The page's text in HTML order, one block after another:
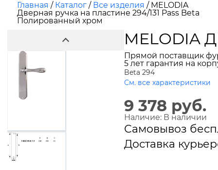
Главная / Каталог / Все изделия / MELODIA
Дверная ручка на пластине 294/131 Pass Beta
Полированный хром
MELODIA
Прямой поставщик
5 лет гарантия на
Beta 294
См. все характеристики
9 378 руб.
Наличие: В наличии
Самовывоз
Доставка